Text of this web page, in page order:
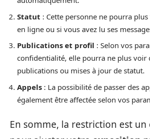
Statut : Cette personne ne pourra
en ligne ou si vous avez lu ses
Publications et profil : Selon vos
confidentialité, elle pourra ne plus voir
publications ou mises à jour de statut.
Appels : La possibilité de passer des
également être affectée selon vos
En somme, la restriction est